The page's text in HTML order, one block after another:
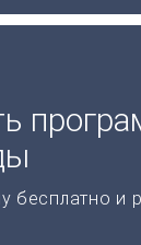
бесплатно и